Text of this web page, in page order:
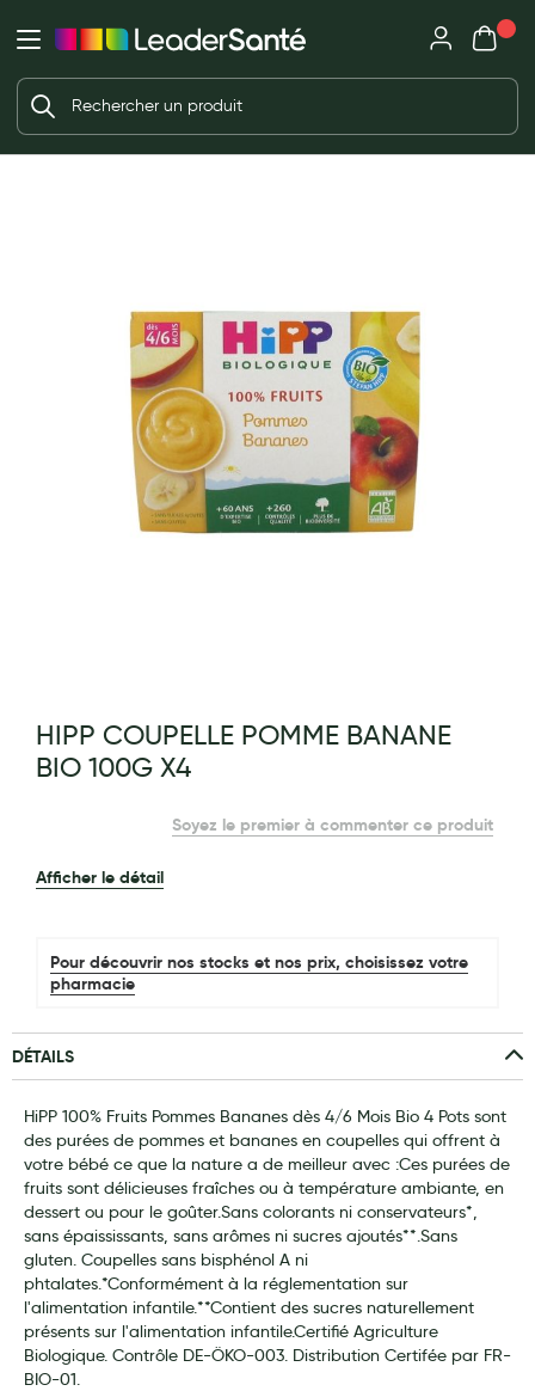
Ma Pharmacie LeaderSanté
Ouvrir l'application
Ouvrir
Mon
Votre panier est vide
Beauté et soin
Hygiène intime
Soins mains et ongles
Soins des pieds
Dentifrices et bains de bouche
Brosses à dents et accessoires dentaires
Accessoires, coutellerie, brosserie
Bouillottes
Parfums et bougies d'ambiance
Beauté au naturel
Mon bébé
Couches
Biberons et tétines
Toilette du bébé
Accessoires bébé
Alimentation
Soins enfant
Soins maman
HIPP COUPELLE POMME BANANE
BIO 100G X4
Soyez le premier à commenter ce produit
Afficher le détail
Pour découvrir nos stocks et nos prix, choisissez votre
pharmacie
DÉTAILS
HiPP 100% Fruits Pommes Bananes dès 4/6 Mois Bio 4 Pots sont
des purées de pommes et bananes en coupelles qui offrent à
votre bébé ce que la nature a de meilleur avec :Ces purées de
fruits sont délicieuses fraîches ou à température ambiante, en
dessert ou pour le goûter.Sans colorants ni conservateurs*,
sans épaississants, sans arômes ni sucres ajoutés**.Sans
gluten. Coupelles sans bisphénol A ni
phtalates.*Conformément à la réglementation sur
l'alimentation infantile.**Contient des sucres naturellement
présents sur l'alimentation infantile.Certifié Agriculture
Biologique. Contrôle DE-ÖKO-003. Distribution Certifée par FR-
BIO-01.